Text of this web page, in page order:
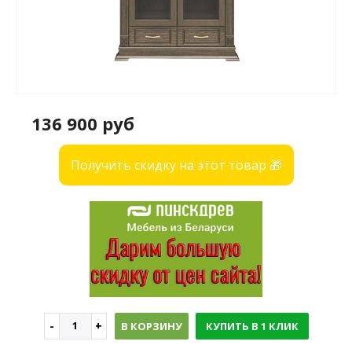
136 900 руб
Получить скидку на этот товар 🎁
В КОРЗИНУ КУПИТЬ В 1 КЛИК